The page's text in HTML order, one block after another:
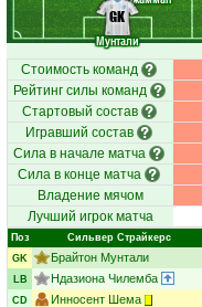
Мунтали
GK
Стоимость команд
Рейтинг силы команд
Стартовый состав
Игравший состав
Сила в начале матча
Сила в конце матча
Владение мячом
Лучший игрок матча
Поз Сильвер Страйкерс
GK
Брайтон Мунтали
LB
Ндазиона Чилемба
CD
Инносент Шема